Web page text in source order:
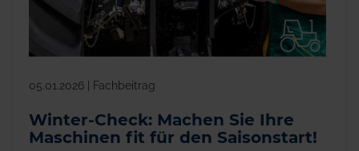
05.01.2026 | Fachbeitrag
Winter-Check: Machen Sie Ihre
Maschinen fit für den Saisonstart!